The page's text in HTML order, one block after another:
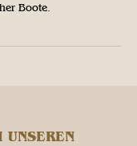
Boote.
UNSEREN